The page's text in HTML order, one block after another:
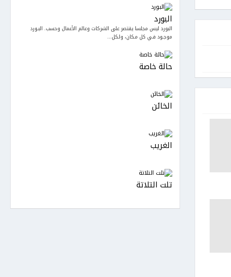
البورد
البورد ليس مجلسا يقتصر على الشركات وعالم الأعمال وحسب. البـورد
موجـود فـي كل مـكان، ولـكل...
حالة خاصة
الخائن
الغريب
تلت التلاتة